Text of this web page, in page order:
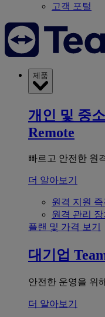
고객 포털
제품
개인 및 중
Remote
빠르고 안전한 원
더 알아보기
원격 지원
원격 관리
플랜 및 가격 보기
대기업
안전한 운영을 위
더 알아보기